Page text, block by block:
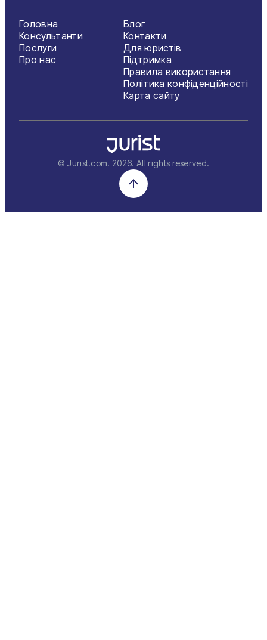
Головна
Консультанти
Послуги
Про нас
Блог
Контакти
Для юристів
Підтримка
Правила використання
Політика конфіденційності
Карта сайту
© Jurist.com. 2026. All rights reserved.